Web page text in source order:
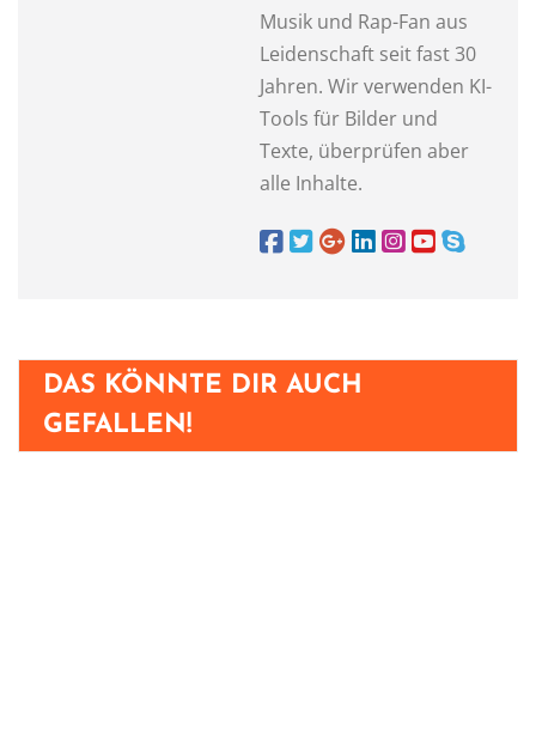
Musik und Rap-Fan aus
Leidenschaft seit fast 30
Jahren. Wir verwenden KI-
Tools für Bilder und
Texte, überprüfen aber
alle Inhalte.
DAS KÖNNTE DIR AUCH
GEFALLEN!